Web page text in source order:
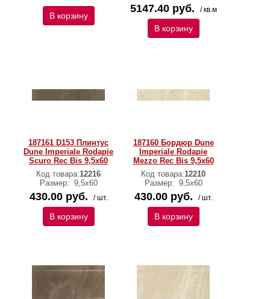
В корзину
5147.40 руб. / кв.м
В корзину
187161 D153 Плинтус
Dune Imperiale Rodapie
Scuro Rec Bis 9,5x60
Код товара:12216
Размер: 9,5x60
430.00 руб. / шт.
В корзину
187160 Бордюр Dune
Imperiale Rodapie
Mezzo Rec Bis 9,5x60
Код товара:12210
Размер: 9,5x60
430.00 руб. / шт.
В корзину